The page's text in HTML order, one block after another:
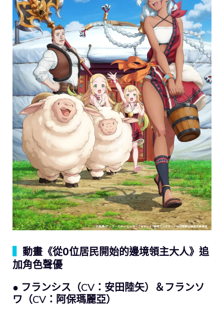
動畫《從0位居民開始的邊境領主大人》追
加角色聲優
● フランシス（CV：安田陸矢）＆フランソ
ワ（CV：阿保瑪麗亞）